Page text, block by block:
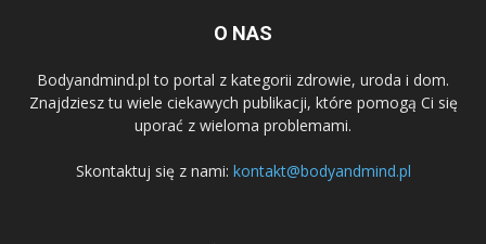
O NAS
Bodyandmind.pl to portal z kategorii zdrowie, uroda i dom.
Znajdziesz tu wiele ciekawych publikacji, które pomogą Ci się
uporać z wieloma problemami.
Skontaktuj się z nami: kontakt@bodyandmind.pl